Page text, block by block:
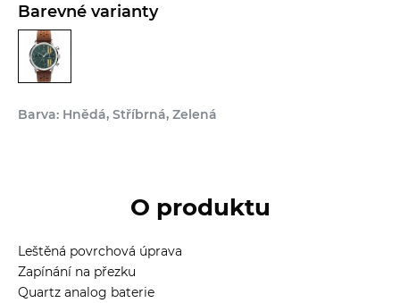
Barevné varianty
Barva: Hnědá, Stříbrná, Zelená
O produktu
Leštěná povrchová úprava
Zapínání na přezku
Quartz analog baterie